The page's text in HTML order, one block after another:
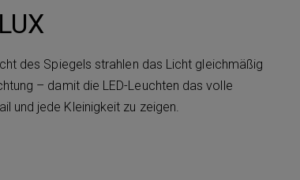
des Spiegels strahlen das Licht gleichmäßig
– damit die LED-Leuchten das volle
und jede Kleinigkeit zu zeigen.